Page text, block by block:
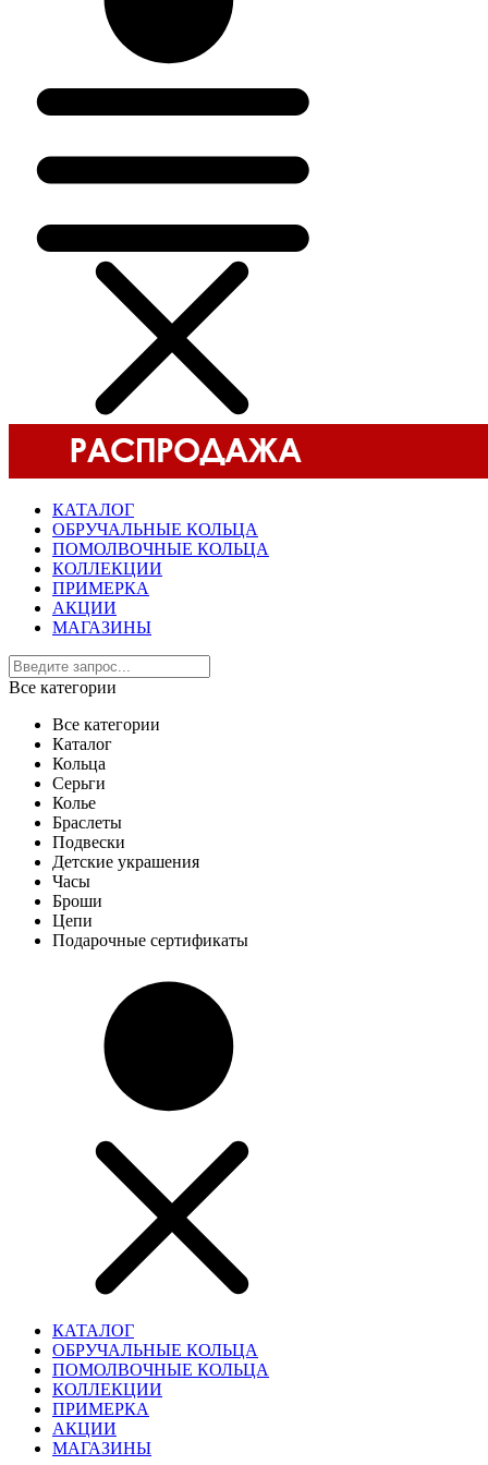
КАТАЛОГ
ОБРУЧАЛЬНЫЕ КОЛЬЦА
ПОМОЛВОЧНЫЕ КОЛЬЦА
КОЛЛЕКЦИИ
ПРИМЕРКА
АКЦИИ
МАГАЗИНЫ
Все категории
Все категории
Каталог
Кольца
Серьги
Колье
Браслеты
Подвески
Детские украшения
Часы
Броши
Цепи
Подарочные сертификаты
КАТАЛОГ
ОБРУЧАЛЬНЫЕ КОЛЬЦА
ПОМОЛВОЧНЫЕ КОЛЬЦА
КОЛЛЕКЦИИ
ПРИМЕРКА
АКЦИИ
МАГАЗИНЫ